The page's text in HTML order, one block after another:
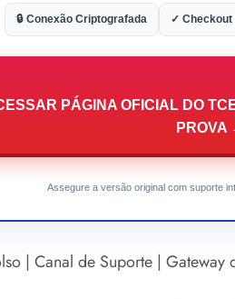
🔒 Conexão Criptografada ✓ Checkout
PÁGINA OFICIAL DO
PROVA
Assegure a versão original com suporte
| Canal de Suporte | Gateway